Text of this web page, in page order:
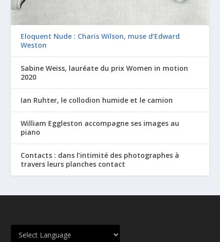
Eloquent Nude : Charis Wilson, muse d’Edward
Weston
Sabine Weiss, lauréate du prix Women in motion
2020
Ian Ruhter, le collodion humide et le camion
William Eggleston accompagne ses images au
piano
Contacts : dans l’intimité des photographes à
travers leurs planches contact